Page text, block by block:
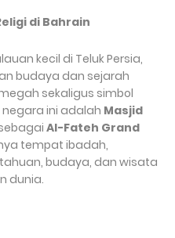
di Bahrain
kecil di Teluk Persia,
budaya dan sejarah
sekaligus simbol
ini adalah Masjid
Al-Fateh Grand
tempat ibadah,
budaya, dan wisata
dunia.